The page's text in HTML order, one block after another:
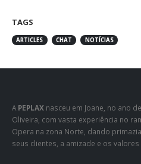
TAGS
ARTICLES CHAT NOTÍCIAS
A PEPLAX nasceu em Joane, no ano
Oliveira, com vasta experiência no
Opera na zona Norte, dando
seus clientes, a amizade e os